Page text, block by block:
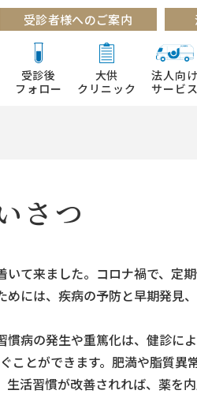
受診者様へのご案内
受診後
フォロー
大供
クリニック
法人向け
サービス
さつ
いて来ました。コロナ禍で、定
めには、疾病の予防と早期発見
慣病の発生や重篤化は、健診に
ことができます。肥満や脂質
生活習慣が改善されれば、薬を